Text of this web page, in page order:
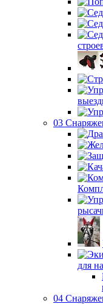
03
для
04